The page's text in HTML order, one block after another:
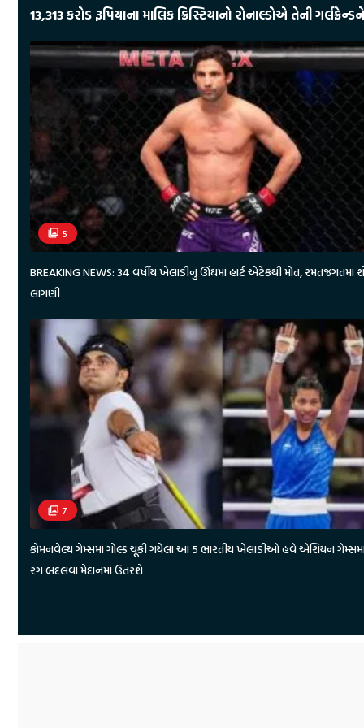
13,313 કરોડ રૂપિયાના માલિક ક્રિસ્ટિયાનો રોનાલ્ડોએ તેની
5
BREAKING NEWS: 34 વર્ષીય ખેલાડીનું ઊંઘમાં હાર્ટ એટેકથી મોત, રમતજગતમાં
લાગણી
7
કોમનવેલ્થ ગેમ્સમાં ગોલ્ડ ચૂકી ગયેલા આ 5 ભારતીય ખેલાડીઓ હવે એશિયન
રંગ બદલવા મેદાનમાં ઉતરશે